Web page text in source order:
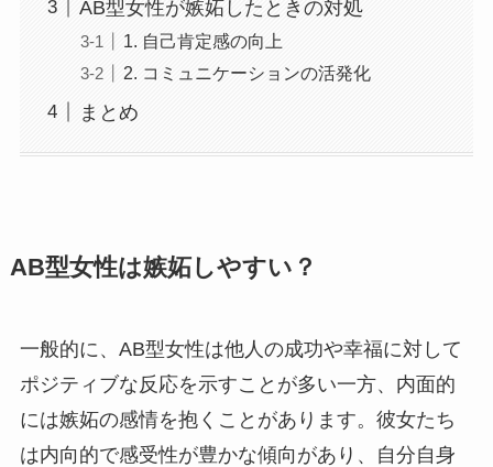
AB型女性が嫉妬したときの対処
1. 自己肯定感の向上
2. コミュニケーションの活発化
まとめ
AB型女性は嫉妬しやすい？
一般的に、AB型女性は他人の成功や幸福に対して
ポジティブな反応を示すことが多い一方、内面的
には嫉妬の感情を抱くことがあります。彼女たち
は内向的で感受性が豊かな傾向があり、自分自身